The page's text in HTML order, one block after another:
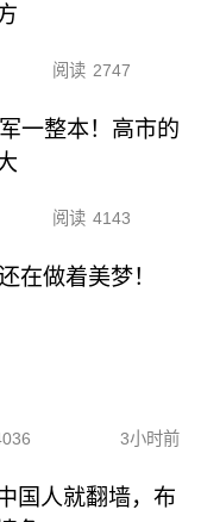
阅读 2747
一整本！高市的
阅读 4143
在做着美梦！
3小时前
国人就翻墙，布